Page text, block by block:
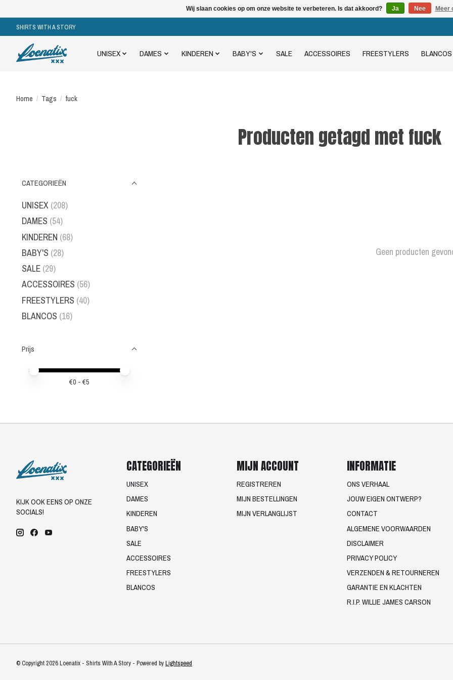
SHIRTS WITH A STORY
UNISEX DAMES KINDEREN BABY'S SALE ACCESSOIRES FREESTYLERS BLANCOS
Home / Tags / fuck
Producten getagd met fuck
CATEGORIEËN
UNISEX (208)
DAMES (54)
KINDEREN (68)
BABY'S (28)
SALE (29)
ACCESSOIRES (56)
FREESTYLERS (40)
BLANCOS (16)
Prijs
Minimale prijswaarde
Price maximum value
€0 - €5
Geen producten
KIJK OOK EENS OP ONZE
SOCIALS!
CATEGORIEËN
UNISEX
DAMES
KINDEREN
BABY'S
SALE
ACCESSOIRES
FREESTYLERS
BLANCOS
MIJN ACCOUNT
REGISTREREN
MIJN BESTELLINGEN
MIJN VERLANGLIJST
INFORMATIE
ONS VERHAAL
JOUW EIGEN ONTWERP?
CONTACT
ALGEMENE VOORWAARDEN
DISCLAIMER
PRIVACY POLICY
VERZENDEN & RETOURNEREN
GARANTIE EN KLACHTEN
R.I.P. WILLIE JAMES CARSON
© Copyright 2026 Loenatix - Shirts With A Story - Powered byLightspeed
Wij slaan cookies op om onze website te verbeteren. Is dat akkoord? Ja Nee Meer